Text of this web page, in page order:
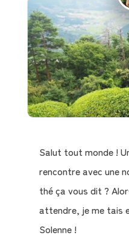
Salut tout monde !
rencontre avec une
thé ça vous dit ?
attendre, je me tais
Solenne !